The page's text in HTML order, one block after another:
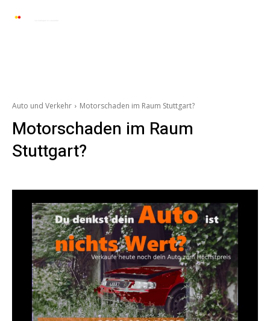
Auto und Verkehr Motorschaden im Raum Stuttgart?
Motorschaden im Raum
Stuttgart?